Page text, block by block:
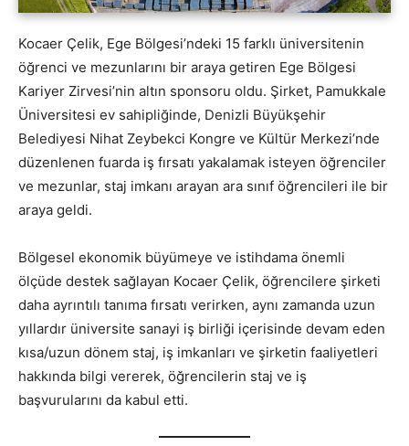
Kocaer Çelik, Ege Bölgesi’ndeki 15 farklı üniversitenin
öğrenci ve mezunlarını bir araya getiren Ege Bölgesi
Kariyer Zirvesi’nin altın sponsoru oldu. Şirket, Pamukkale
Üniversitesi ev sahipliğinde, Denizli Büyükşehir
Belediyesi Nihat Zeybekci Kongre ve Kültür Merkezi’nde
düzenlenen fuarda iş fırsatı yakalamak isteyen öğrenciler
ve mezunlar, staj imkanı arayan ara sınıf öğrencileri ile bir
araya geldi.
Bölgesel ekonomik büyümeye ve istihdama önemli
ölçüde destek sağlayan Kocaer Çelik, öğrencilere şirketi
daha ayrıntılı tanıma fırsatı verirken, aynı zamanda uzun
yıllardır üniversite sanayi iş birliği içerisinde devam eden
kısa/uzun dönem staj, iş imkanları ve şirketin faaliyetleri
hakkında bilgi vererek, öğrencilerin staj ve iş
başvurularını da kabul etti.